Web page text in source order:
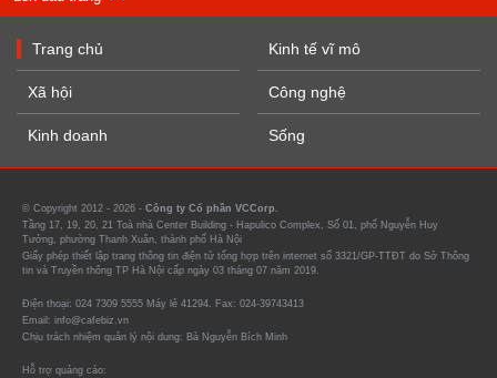
Trang chủ
Xã hội
Kinh doanh
Kinh tế vĩ mô
Công nghệ
Sống
© Copyright 2012 - 2026 - Công ty Cổ phần VCCorp.
Tầng 17, 19, 20, 21 Toà nhà Center Building - Hapulico Complex, Số 01, phố Nguyễn Huy
Tưởng, phường Thanh Xuân, thành phố Hà Nội
Giấy phép thiết lập trang thông tin điện tử tổng hợp trên internet số 3321/GP-TTĐT do Sở Thông
tin và Truyền thông TP Hà Nội cấp ngày 03 tháng 07 năm 2019.
Điện thoại: 024 7309 5555 Máy lẻ 41294. Fax: 024-39743413
Email: info@cafebiz.vn
Chịu trách nhiệm quản lý nội dung: Bà Nguyễn Bích Minh
Hỗ trợ quảng cáo: